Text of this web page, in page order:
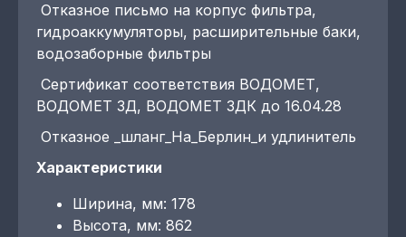
Отказное письмо на корпус фильтра,
гидроаккумуляторы, расширительные баки,
водозаборные фильтры
Сертификат соответствия ВОДОМЕТ,
ВОДОМЕТ 3Д, ВОДОМЕТ 3ДК до 16.04.28
Отказное _шланг_На_Берлин_и удлинитель
Характеристики
Ширина, мм: 178
Высота, мм: 862